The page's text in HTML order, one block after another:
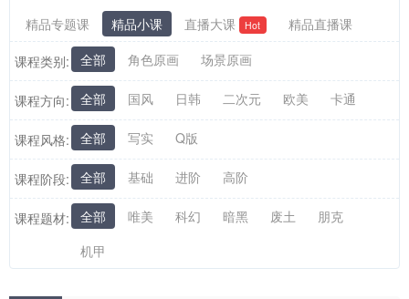
精品专题课
精品小课 直播大课 Hot 精品直播课
课程类别: 全部 角色原画 场景原画
课程方向: 全部 国风 日韩 二次元 欧美 卡通
课程风格: 全部 写实 Q版
课程阶段: 全部 基础 进阶 高阶
课程题材: 全部 唯美 科幻 暗黑 废土
朋克
机甲